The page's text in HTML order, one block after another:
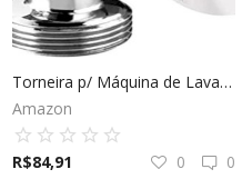
Torneira p/ Máquina de Lavar - Docol
Amazon
R$84,91 0
0